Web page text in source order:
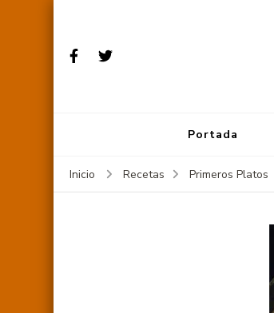
Portada
Inicio Recetas Primeros Platos